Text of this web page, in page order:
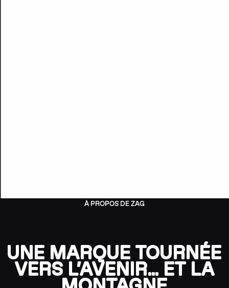
À PROPOS DE ZAG
UNE MARQUE TOURNÉE
VERS L’AVENIR… ET LA